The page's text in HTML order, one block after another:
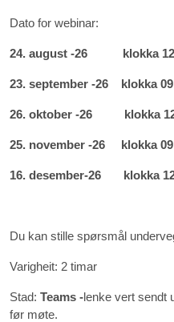
Dato for webinar:
24. august -26 klokka
23. september -26 klokka
26. oktober -26 klokka
25. november -26 klokka
16. desember-26 klokka
Du kan stille spørsmål
Varigheit: 2 timar
Stad: Teams -lenke vert sendt
før møte.